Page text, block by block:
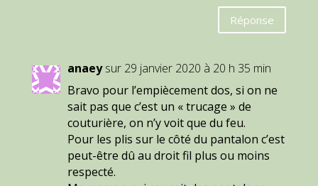
Réponse
anaey sur 29 janvier 2020 à 20 h 35 min
Bravo pour l’empiècement dos, si on ne
sait pas que c’est un « trucage » de
couturière, on n’y voit que du feu.
Pour les plis sur le côté du pantalon c’est
peut-être dû au droit fil plus ou moins
respecté.